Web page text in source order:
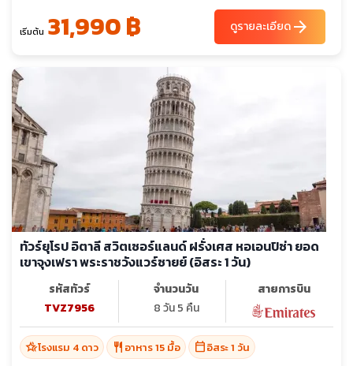
เริ่มต้น 31,990 ฿ ดูรายละเอียดarrow_forward
ทัวร์ยุโรป อิตาลี สวิตเซอร์แลนด์ ฝรั่งเศส หอเอนปิซ่า ยอด
เขาจุงเฟรา พระราชวังแวร์ซายย์ (อิสระ 1 วัน)
รหัสทัวร์
TVZ7956
จำนวนวัน
8 วัน 5 คืน
สายการบิน
hotel_classโรงแรม 4 ดาว restaurant อาหาร 15 มื้อ calendar_todayอิสระ 1 วัน